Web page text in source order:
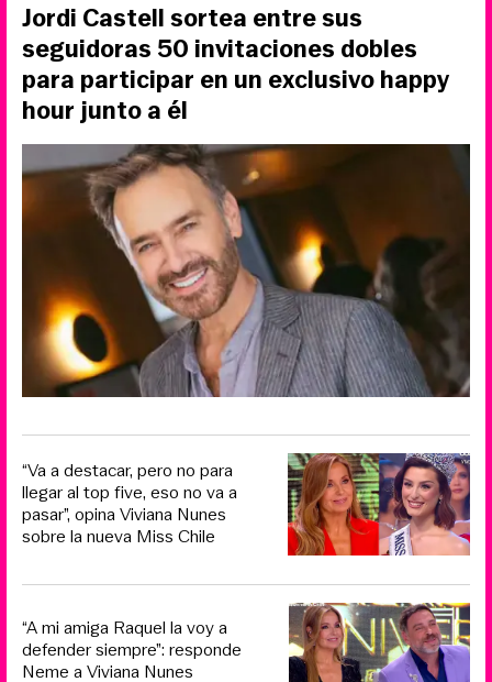
Jordi Castell sortea entre sus
seguidoras 50 invitaciones dobles
para participar en un exclusivo happy
hour junto a él
“Va a destacar, pero no para
llegar al top five, eso no va a
pasar”, opina Viviana Nunes
sobre la nueva Miss Chile
“A mi amiga Raquel la voy a
defender siempre”: responde
Neme a Viviana Nunes